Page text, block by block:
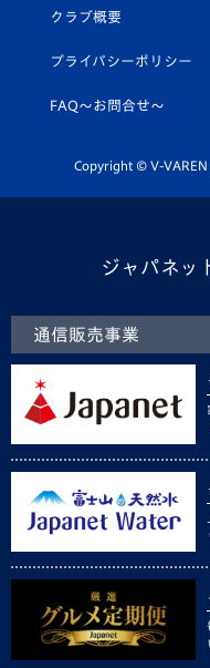
平和祈念活動
ホームタウン活動
スクール
ヴィヴィくんインスタ
公式LINE＠
クラブ概要
プライバシーポリシー
FAQ〜お問合せ〜
Copyright © V-VAREN
ジャパネッ
通信販売事業